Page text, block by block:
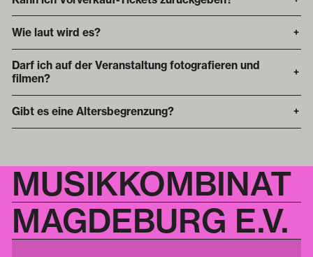
Wie laut wird es? +
Darf ich auf der Veranstaltung fotografieren und
filmen?
+
Gibt es eine Altersbegrenzung? +
MUSIKKOMBINAT
MAGDEBURG E.V.